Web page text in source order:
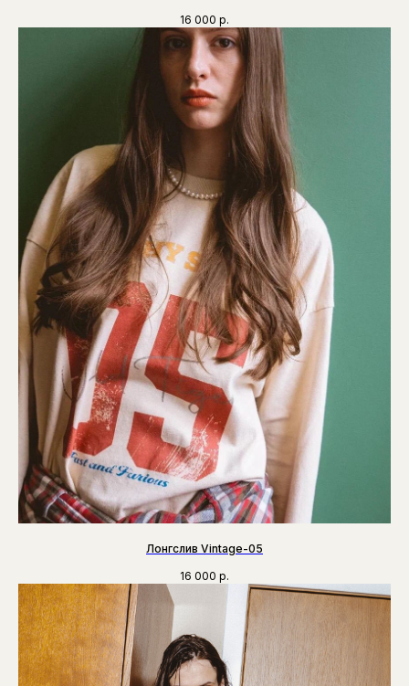
16 000 р.
Лонгслив Vintage-05
16 000 р.